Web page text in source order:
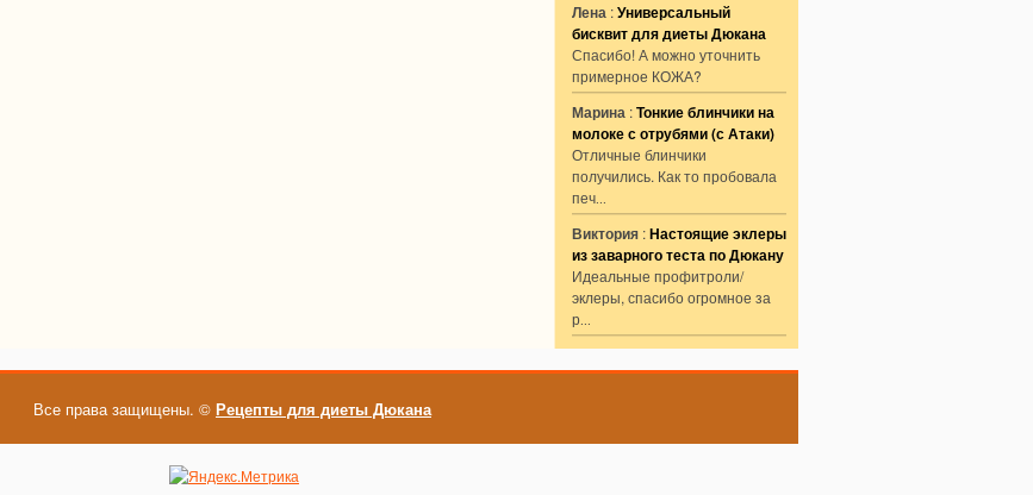
Лена :Универсальный
бисквит для диеты Дюкана
Спасибо! А можно уточнить
примерное КОЖА?
Марина :Тонкие блинчики на
молоке с отрубями (с Атаки)
Отличные блинчики
получились. Как то пробовала
печ...
Виктория :Настоящие эклеры
из заварного теста по Дюкану
Идеальные профитроли/
эклеры, спасибо огромное за
р...
Все права защищены. © Рецепты для диеты Дюкана